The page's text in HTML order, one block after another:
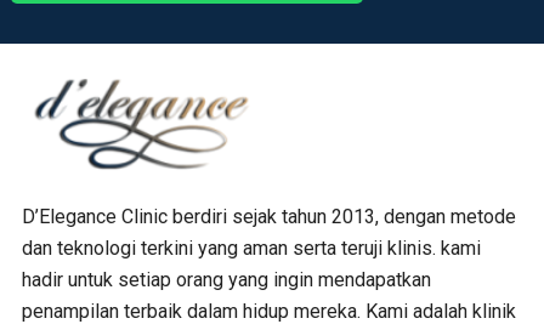
D’Elegance Clinic berdiri sejak tahun 2013, dengan metode
dan teknologi terkini yang aman serta teruji klinis. kami
hadir untuk setiap orang yang ingin mendapatkan
penampilan terbaik dalam hidup mereka. Kami adalah klinik